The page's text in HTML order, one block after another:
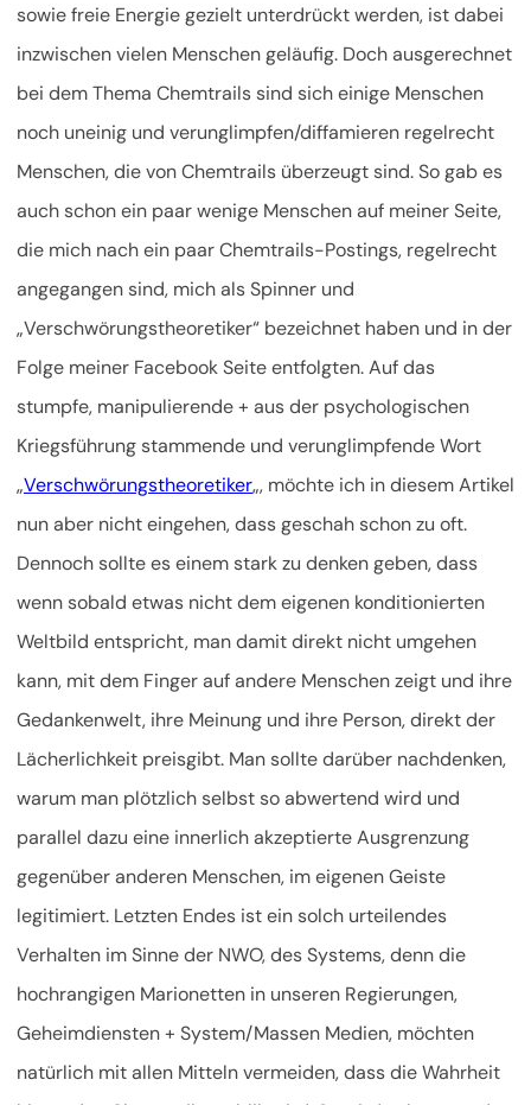
sowie freie Energie gezielt unterdrückt werden, ist dabei
inzwischen vielen Menschen geläufig. Doch ausgerechnet
bei dem Thema Chemtrails sind sich einige Menschen
noch uneinig und verunglimpfen/diffamieren regelrecht
Menschen, die von Chemtrails überzeugt sind. So gab es
auch schon ein paar wenige Menschen auf meiner Seite,
die mich nach ein paar Chemtrails-Postings, regelrecht
angegangen sind, mich als Spinner und
„Verschwörungstheoretiker“ bezeichnet haben und in der
Folge meiner Facebook Seite entfolgten. Auf das
stumpfe, manipulierende + aus der psychologischen
Kriegsführung stammende und verunglimpfende Wort
„Verschwörungstheoretiker„, möchte ich in diesem Artikel
nun aber nicht eingehen, dass geschah schon zu oft.
Dennoch sollte es einem stark zu denken geben, dass
wenn sobald etwas nicht dem eigenen konditionierten
Weltbild entspricht, man damit direkt nicht umgehen
kann, mit dem Finger auf andere Menschen zeigt und ihre
Gedankenwelt, ihre Meinung und ihre Person, direkt der
Lächerlichkeit preisgibt. Man sollte darüber nachdenken,
warum man plötzlich selbst so abwertend wird und
parallel dazu eine innerlich akzeptierte Ausgrenzung
gegenüber anderen Menschen, im eigenen Geiste
legitimiert. Letzten Endes ist ein solch urteilendes
Verhalten im Sinne der NWO, des Systems, denn die
hochrangigen Marionetten in unseren Regierungen,
Geheimdiensten + System/Massen Medien, möchten
natürlich mit allen Mitteln vermeiden, dass die Wahrheit